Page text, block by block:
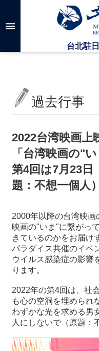
メインのコンテンツブロ
高
検
台
化
ン
タ
ー
い
て
最
新
情
報
と
申
込
過
過去行事
2022台湾映画上
「台湾映画の"
第4回は7月23日
題：不想一個人
2000年以降の台湾映画
映画の"いま "に繋がっ
きているのかをお届け
パラダイス共催のイベ
ウイルス感染症の影響
ります。
2022年の第4回は、社
も心の空洞を埋められ
わずかな光を求める男
人にしないで（原題：